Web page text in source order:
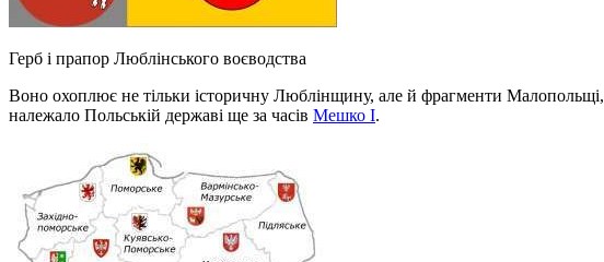
Герб і прапор Люблінського воєводства
Воно охоплює не тільки історичну Люблінщину, але й фрагменти Малопольщі,
належало Польській державі ще за часів Мешко I.